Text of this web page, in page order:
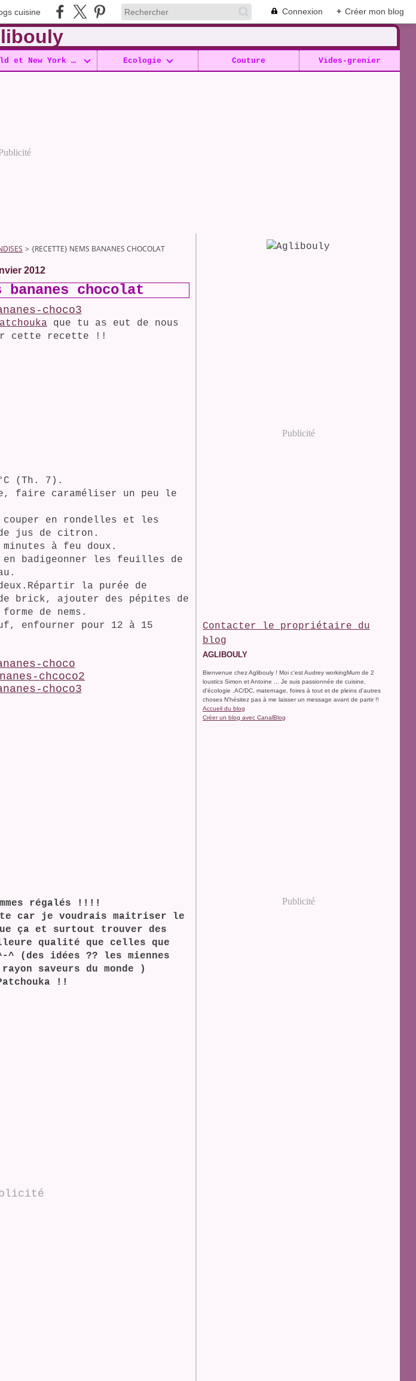
cuisine Connexion + Créer mon blog
J. Child et New York !! Ecologie Couture Vides-grenier
> {RECETTE} NEMS BANANES CHOCOLAT
2012
bananes chocolat
que tu as eut de nous
cette recette !!
(Th. 7).
faire caraméliser un peu le
couper en rondelles et les
jus de citron.
à feu doux.
badigeonner les feuilles de
Répartir la purée de
brick, ajouter des pépites de
de nems.
enfourner pour 12 à 15
régalés !!!!
car je voudrais maitriser le
ça et surtout trouver des
qualité que celles que
(des idées ?? les miennes
saveurs du monde )
!!
Publicité
Contacter le propriétaire du
blog
AGLIBOULY
Bienvenue chez Aglibouly ! Moi c'est Audrey workingMum de 2
loustics Simon et Antoine ... Je suis passionnée de cuisine,
d'écologie ,AC/DC, maternage, foires à tout et de pleins d'autres
choses N'hésitez pas à me laisser un message avant de partir !!
Accueil du blog
Créer un blog avec CanalBlog
Publicité